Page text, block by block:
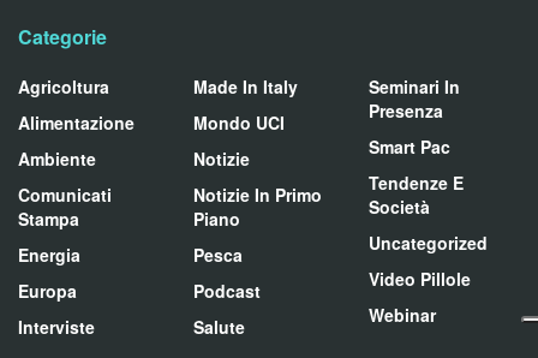
Categorie
Agricoltura
Alimentazione
Ambiente
Comunicati
Stampa
Energia
Europa
Interviste
Made In Italy
Mondo UCI
Notizie
Notizie In Primo
Piano
Pesca
Podcast
Salute
Seminari In
Presenza
Smart Pac
Tendenze E
Società
Uncategorized
Video Pillole
Webinar